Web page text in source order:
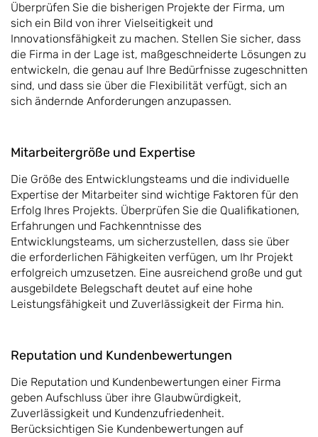
Überprüfen Sie die bisherigen Projekte der Firma, um
sich ein Bild von ihrer Vielseitigkeit und
Innovationsfähigkeit zu machen. Stellen Sie sicher, dass
die Firma in der Lage ist, maßgeschneiderte Lösungen zu
entwickeln, die genau auf Ihre Bedürfnisse zugeschnitten
sind, und dass sie über die Flexibilität verfügt, sich an
sich ändernde Anforderungen anzupassen.
Mitarbeitergröße und Expertise
Die Größe des Entwicklungsteams und die individuelle
Expertise der Mitarbeiter sind wichtige Faktoren für den
Erfolg Ihres Projekts. Überprüfen Sie die Qualifikationen,
Erfahrungen und Fachkenntnisse des
Entwicklungsteams, um sicherzustellen, dass sie über
die erforderlichen Fähigkeiten verfügen, um Ihr Projekt
erfolgreich umzusetzen. Eine ausreichend große und gut
ausgebildete Belegschaft deutet auf eine hohe
Leistungsfähigkeit und Zuverlässigkeit der Firma hin.
Reputation und Kundenbewertungen
Die Reputation und Kundenbewertungen einer Firma
geben Aufschluss über ihre Glaubwürdigkeit,
Zuverlässigkeit und Kundenzufriedenheit.
Berücksichtigen Sie Kundenbewertungen auf